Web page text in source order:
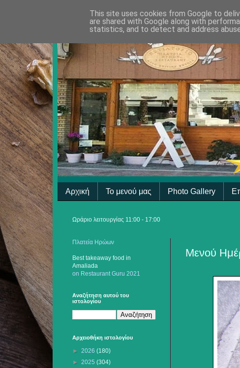
Αρχική Το μενού μας Photo Gallery
Ωράριο λειτουργίας 11:00 - 17:00
Μενού
Πλατεία Ηρώων
Best takeaway food in
Amaliada
on Restaurant Guru 2021
Αναζήτηση αυτού του
ιστολογίου
Αρχειοθήκη ιστολογίου
► 2026 (180)
► 2025 (304)
This site uses cookies from Google to
are shared with Google along with
statistics, and to detect and address